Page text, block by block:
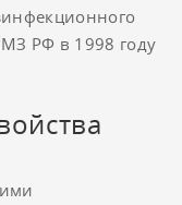
РФ в 1998 году